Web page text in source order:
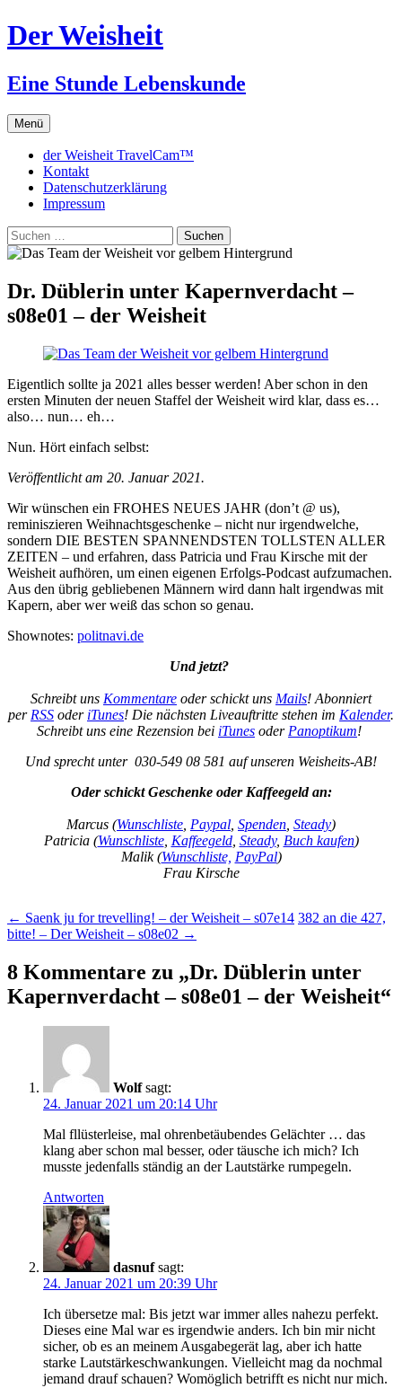
Zum
Inhalt
Der Weisheit
Eine Stunde Lebenskunde
Menü
der Weisheit TravelCam™
Kontakt
Datenschutzerklärung
Impressum
Suchen
nach:
Dr. Düblerin unter Kapernverdacht –
s08e01 – der Weisheit
Eigentlich sollte ja 2021 alles besser werden! Aber schon in den
ersten Minuten der neuen Staffel der Weisheit wird klar, dass es…
also… nun… eh…
Nun. Hört einfach selbst:
Veröffentlicht am 20. Januar 2021.
Wir wünschen ein FROHES NEUES JAHR (don’t @ us),
reminiszieren Weihnachtsgeschenke – nicht nur irgendwelche,
sondern DIE BESTEN SPANNENDSTEN TOLLSTEN ALLER
ZEITEN – und erfahren, dass Patricia und Frau Kirsche mit der
Weisheit aufhören, um einen eigenen Erfolgs-Podcast aufzumachen.
Aus den übrig gebliebenen Männern wird dann halt irgendwas mit
Kapern, aber wer weiß das schon so genau.
Shownotes: politnavi.de
Und jetzt?
Schreibt uns Kommentare oder schickt uns Mails! Abonniert
per RSS oder iTunes! Die nächsten Liveauftritte stehen im Kalender.
Schreibt uns eine Rezension bei iTunes oder Panoptikum!
Und sprecht unter 030-549 08 581 auf unseren Weisheits-AB!
Oder schickt Geschenke oder Kaffeegeld an:
Marcus (Wunschliste Paypal Spenden Steady)
Patricia (Wunschliste, Kaffeegeld, Steady, Buch kaufen)
Malik (Wunschliste, PayPal)
Frau Kirsche
Beitragsnavigation
← Saenk ju for trevelling! – der Weisheit – s07e14 382 an die 427,
bitte! – Der Weisheit – s08e02 →
8 Kommentare zu „Dr. Düblerin unter
Kapernverdacht – s08e01 – der Weisheit“
Wolf sagt:
24. Januar 2021 um 20:14 Uhr
Mal fllüsterleise, mal ohrenbetäubendes Gelächter … das
klang aber schon mal besser, oder täusche ich mich? Ich
musste jedenfalls ständig an der Lautstärke rumpegeln.
Antworten
dasnuf sagt:
24. Januar 2021 um 20:39 Uhr
Ich übersetze mal: Bis jetzt war immer alles nahezu perfekt.
Dieses eine Mal war es irgendwie anders. Ich bin mir nicht
sicher, ob es an meinem Ausgabegerät lag, aber ich hatte
starke Lautstärkeschwankungen. Vielleicht mag da nochmal
jemand drauf schauen? Womöglich betrifft es nicht nur mich.